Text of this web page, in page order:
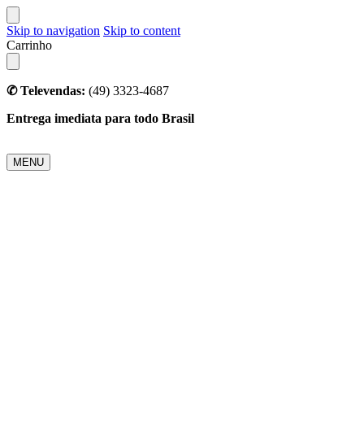
Skip to navigation Skip to content
Carrinho
✆ Televendas: (49) 3323-4687
Entrega imediata para todo Brasil
MENU